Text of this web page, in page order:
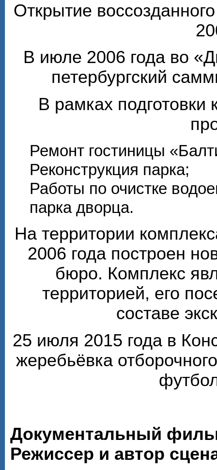
Открытие
В июле 2006 года во
петербургский
В рамках
Ремонт гостиницы
Реконструкция парка;
Работы по очистке
парка дворца.
На территории
2006 года построен
бюро. Комплекс
территорией, его
составе
25 июля 2015 года в
жеребьёвка
Документальный
Режиссер и автор